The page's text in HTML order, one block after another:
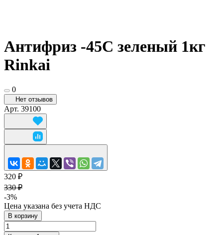
Антифриз -45C зеленый 1кг
Rinkai
0
Нет отзывов
Арт. 39100
320 ₽
330 ₽
-3%
Цена указана без учета НДС
В корзину